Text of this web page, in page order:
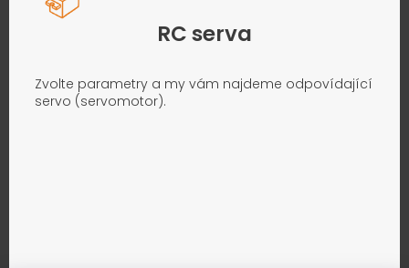
RC serva
Zvolte parametry a my vám najdeme odpovídající
servo (servomotor).